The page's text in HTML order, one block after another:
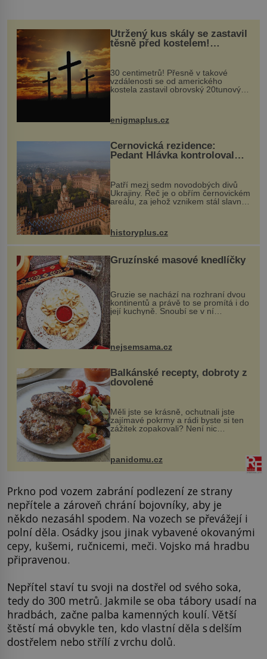
Utržený kus skály se zastavil
těsně před kostelem!
Ochránila ho boží síla?
30 centimetrů! Přesně v takové
vzdálenosti se od amerického
kostela zastavil obrovský 20tunový
...
enigmaplus.cz
Černovická rezidence:
Pedant Hlávka kontroloval
Patří mezi sedm novodobých divů
Ukrajiny. Řeč je o obřím černovickém
areálu, za jehož vznikem stál slavný
český architekt Josef Hlávka. Ten si
na něm dal mimořádně záležet. Jeho
stavební plány by při ...
historyplus.cz
Gruzínské masové knedlíčky
Gruzie se nachází na rozhraní dvou
kontinentů a právě to se promítá i do
její kuchyně. Snoubí se v ní
evropské a asijské chutě a díky tomu
vznikají rozmanité a chuťově bohaté
pokrmy, které rozhodně st...
nejsemsama.cz
Balkánské recepty, dobroty z
dovolené
Měli jste se krásně, ochutnali jste
zajímavé pokrmy a rádi byste si ten
zážitek zopakovali? Není nic
snazšího. Pljeskavica (10 porcí)
Možná jste ji ochutnali na dovolené v
panidomu.cz
Prkno pod vozem zabrání podlezení ze strany
nepřítele a zároveň chrání bojovníky, aby je
někdo nezasáhl spodem. Na vozech se převážejí i
polní děla. Osádky jsou jinak vybavené okovanými
cepy, kušemi, ručnicemi, meči. Vojsko má hradbu
připravenou.
Nepřítel staví tu svoji na dostřel od svého soka,
tedy do 300 metrů. Jakmile se oba tábory usadí na
hradbách, začne palba kamenných koulí. Větší
štěstí má obvykle ten, kdo vlastní děla s delším
dostřelem nebo střílí z vrchu dolů.